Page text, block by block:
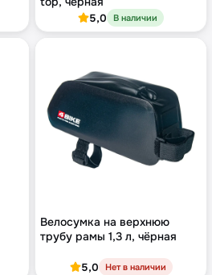
5,0 В наличии
Велосумка на верхнюю
трубу рамы 1,3 л, чёрная
5,0 Нет в наличии